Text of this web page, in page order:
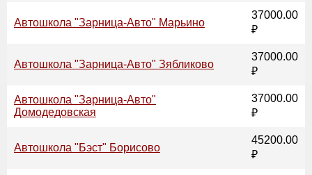
Автошкола "Зарница-Авто" Марьино
37000.00
₽
Автошкола "Зарница-Авто" Зябликово
37000.00
₽
Автошкола "Зарница-Авто"
Домодедовская
37000.00
₽
Автошкола "Бэст" Борисово
45200.00
₽